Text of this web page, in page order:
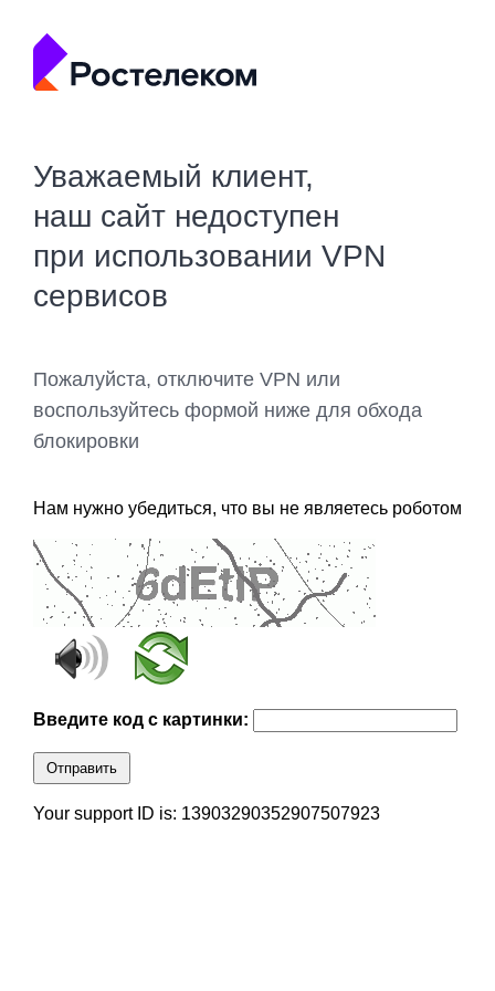
Уважаемый клиент,
наш сайт недоступен
при использовании VPN
сервисов
Пожалуйста, отключите VPN или
воспользуйтесь формой ниже для обхода
блокировки
Нам нужно убедиться, что вы не являетесь роботом
Введите код с картинки:
Отправить
Your support ID is: 13903290352907507923